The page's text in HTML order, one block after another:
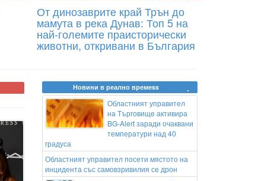
От динозаврите край Трън до
мамута в река Дунав: Топ 5 на
най-големите праисторически
животни, откривани в България
Новини в реално времеss
Областният управител
на Търговище активира
BG-Alert заради очаквани
температури над 40
градуса
Областният управител посети мястото на
инцидента със самовзривилия се дрон